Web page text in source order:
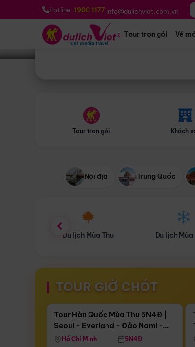
Hotline: 1900 1177 info@dulichviet.com.vn
Tour trọn gói Vé
Bạn muốn đi đâu? *
Tour trọn gói Khách
Nội địa Trung Quốc
Du lịch Mùa Đông Combo
TOUR GIỜ CHÓT
Còn17 ngày 08:40:47
Bay Sun Phuquoc Airways
Điểm nổi bật
Tour Hàn Quốc Mùa Thu 5N4Đ |
Seoul - Everland - Đảo Nami -
Tháp Namsan (Bay Sun Phuquoc
Hồ Chí Minh 5N4Đ